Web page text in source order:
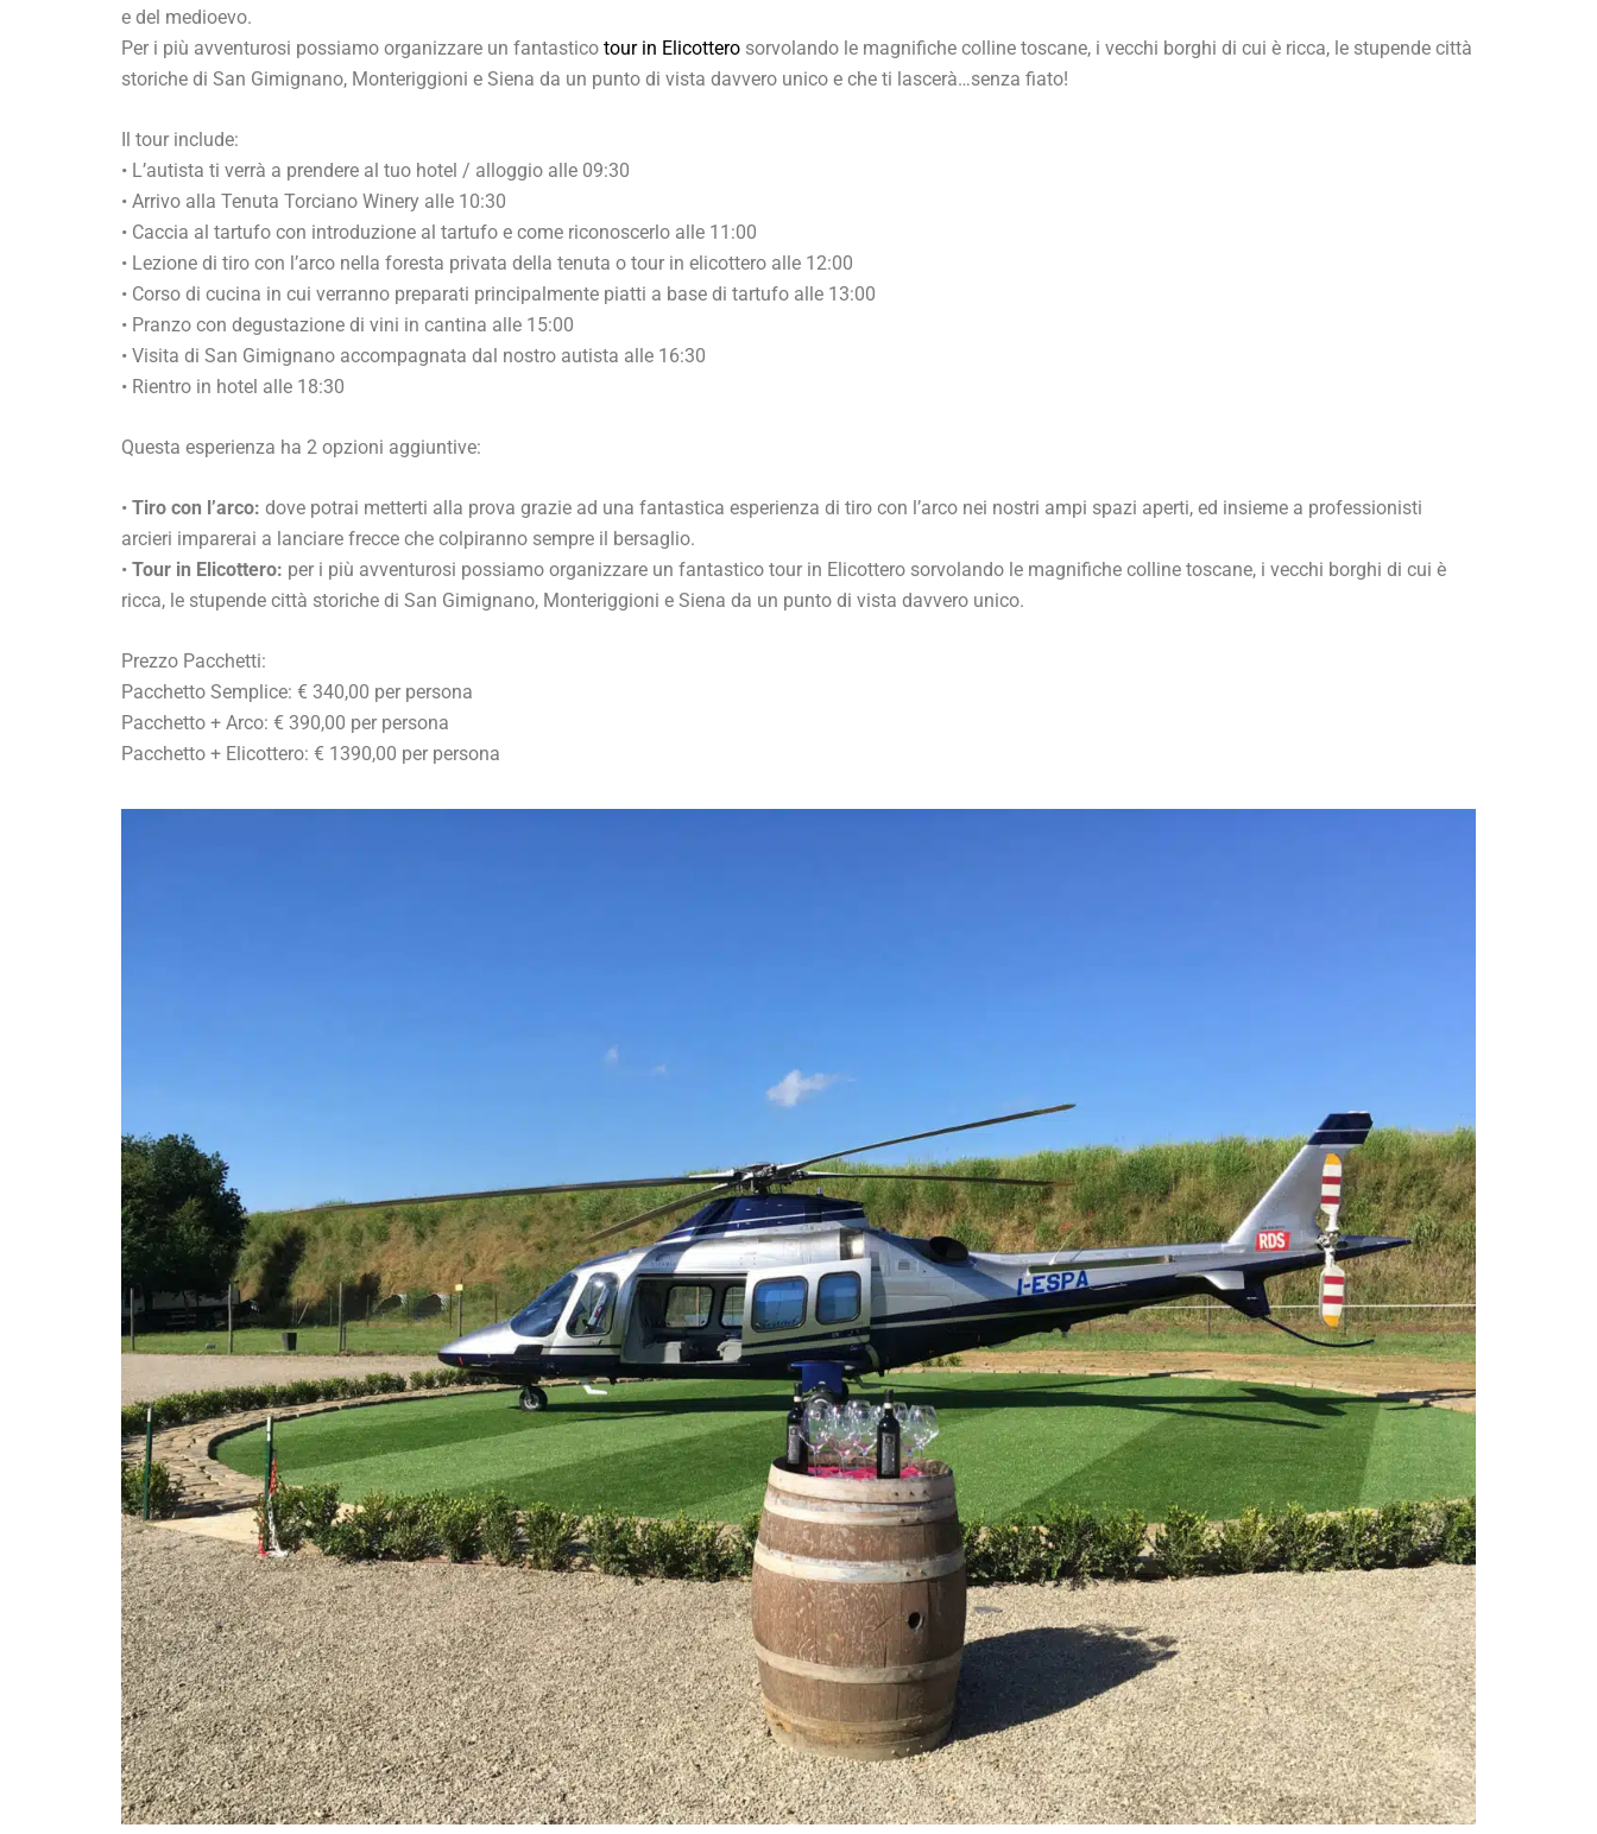
e del medioevo.
Per i più avventurosi possiamo organizzare un fantastico tour in Elicottero sorvolando le magnifiche colline toscane, i vecchi borghi di cui è ricca, le stupende città
storiche di San Gimignano, Monteriggioni e Siena da un punto di vista davvero unico e che ti lascerà…senza fiato!
Il tour include:
• L’autista ti verrà a prendere al tuo hotel / alloggio alle 09:30
• Arrivo alla Tenuta Torciano Winery alle 10:30
• Caccia al tartufo con introduzione al tartufo e come riconoscerlo alle 11:00
• Lezione di tiro con l’arco nella foresta privata della tenuta o tour in elicottero alle 12:00
• Corso di cucina in cui verranno preparati principalmente piatti a base di tartufo alle 13:00
• Pranzo con degustazione di vini in cantina alle 15:00
• Visita di San Gimignano accompagnata dal nostro autista alle 16:30
• Rientro in hotel alle 18:30
Questa esperienza ha 2 opzioni aggiuntive:
• Tiro con l’arco: dove potrai metterti alla prova grazie ad una fantastica esperienza di tiro con l’arco nei nostri ampi spazi aperti, ed insieme a professionisti
arcieri imparerai a lanciare frecce che colpiranno sempre il bersaglio.
• Tour in Elicottero: per i più avventurosi possiamo organizzare un fantastico tour in Elicottero sorvolando le magnifiche colline toscane, i vecchi borghi di cui è
ricca, le stupende città storiche di San Gimignano, Monteriggioni e Siena da un punto di vista davvero unico.
Prezzo Pacchetti:
Pacchetto Semplice: € 340,00 per persona
Pacchetto + Arco: € 390,00 per persona
Pacchetto + Elicottero: € 1390,00 per persona